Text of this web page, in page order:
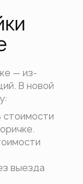
— из-
В новой
выезда